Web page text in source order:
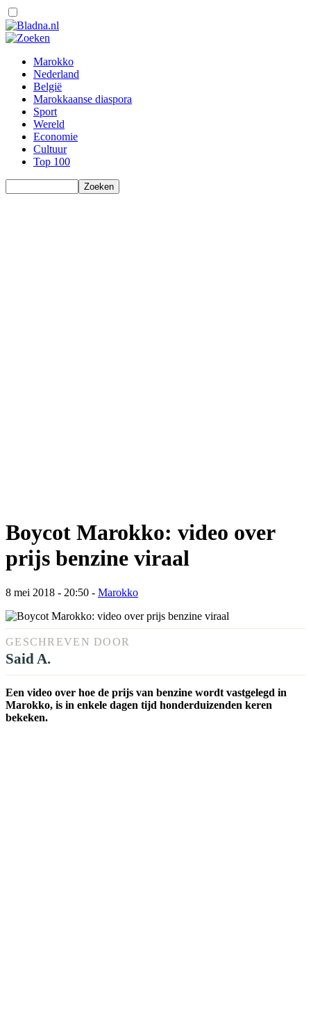
Marokko
Nederland
België
Marokkaanse diaspora
Sport
Wereld
Economie
Cultuur
Top 100
Boycot Marokko: video over
prijs benzine viraal
8 mei 2018 - 20:50 - Marokko
GESCHREVEN DOOR
Said A.
Een video over hoe de prijs van benzine wordt vastgelegd in
Marokko, is in enkele dagen tijd honderduizenden keren
bekeken.